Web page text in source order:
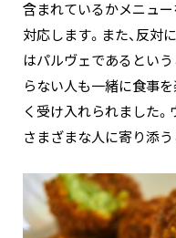
含まれているかメニュ
対応します。また、反対
はパルヴェであるとい
らない人も一緒に食事
く受け入れられました。
さまざまな人に寄り添